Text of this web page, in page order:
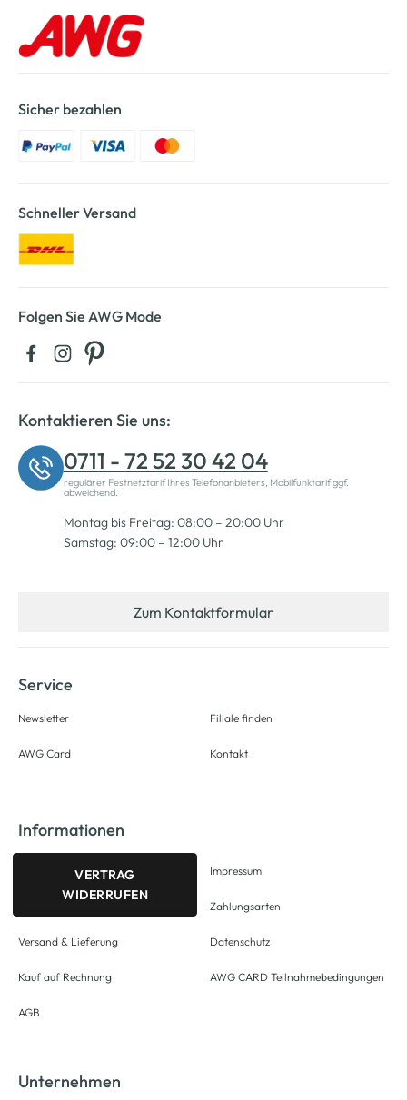
Sicher bezahlen
Schneller Versand
Folgen Sie AWG Mode
Kontaktieren Sie uns:
0711 - 72 52 30 42 04
regulärer Festnetztarif Ihres Telefonanbieters, Mobilfunktarif ggf.
abweichend.
Montag bis Freitag: 08:00 – 20:00 Uhr
Samstag: 09:00 – 12:00 Uhr
Zum Kontaktformular
Service
Newsletter
AWG Card
Filiale finden
Kontakt
Informationen
VERTRAG
WIDERRUFEN
Versand & Lieferung
Kauf auf Rechnung
AGB
Impressum
Zahlungsarten
Datenschutz
AWG CARD Teilnahmebedingungen
Unternehmen